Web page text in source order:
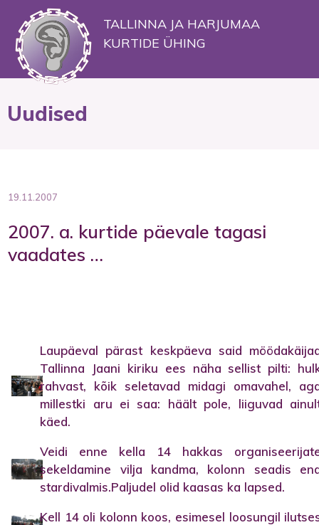
TALLINNA JA HARJUMAA
KURTIDE ÜHING
Uudised
19.11.2007
2007. a. kurtide päevale tagasi
vaadates …
Laupäeval pärast keskpäeva said
Tallinna Jaani kiriku ees näha sellist pilti:
rahvast, kõik seletavad midagi omavahel,
millestki aru ei saa: häält pole, liiguvad
käed.
Veidi enne kella 14 hakkas
sekeldamine vilja kandma, kolonn seadis
stardivalmis.Paljudel olid kaasas ka lapsed.
Kell 14 oli kolonn koos, esimesel loosungil